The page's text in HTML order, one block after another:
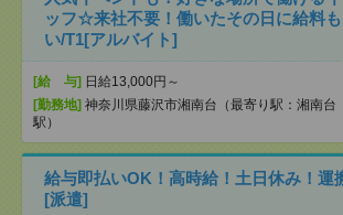
ッフ☆来社不要！働いたその日に給料
い/T1[アルバイト]
[給 与] 日給13,000円～
[勤務地] 神奈川県藤沢市湘南台（最寄り駅：湘南台
駅）
給与即払いOK！高時給！土日休み！運
[派遣]